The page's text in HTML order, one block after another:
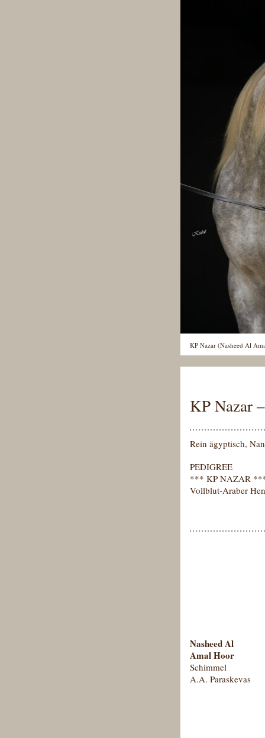
KP Nazar (Nasheed Al
KP Nazar
Rein ägyptisch,
PEDIGREE
*** KP NAZAR
Vollblut-Araber
Nasheed Al
Amal Hoor
Schimmel
A.A. Paraskevas